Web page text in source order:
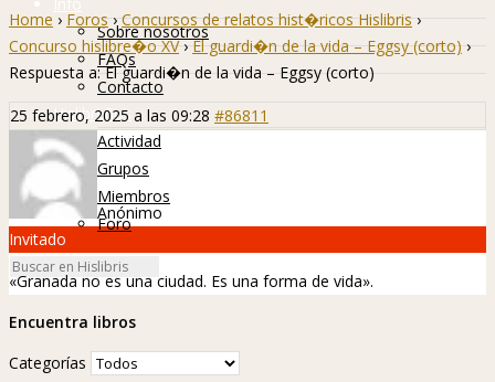
Sobre nosotros
FAQs
Contacto
Hislibreños
Actividad
Grupos
Miembros
Foro
Home › Foros › Concursos de relatos hist�ricos Hislibris ›
Concurso hislibre�o XV › El guardi�n de la vida – Eggsy (corto) ›
Respuesta a: El guardi�n de la vida – Eggsy (corto)
25 febrero, 2025 a las 09:28 #86811
Anónimo
Invitado
«Granada no es una ciudad. Es una forma de vida».
Encuentra libros
Categorías